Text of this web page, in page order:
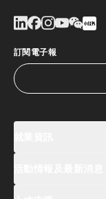
訂閱電子報
薪酬指數